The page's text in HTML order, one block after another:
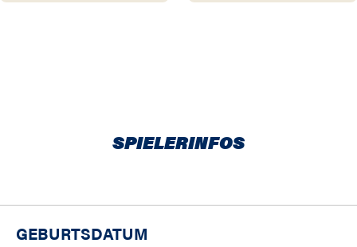
SPIELERINFOS
GEBURTSDATUM